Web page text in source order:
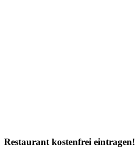
Restaurant kostenfrei eintragen!